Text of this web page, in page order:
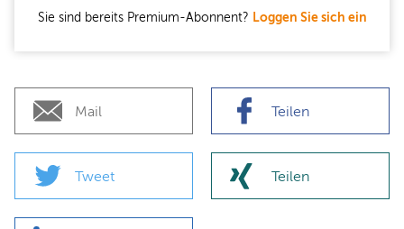
Sie sind bereits Premium-Abonnent? Loggen Sie sich ein
Mail Teilen
Tweet Teilen